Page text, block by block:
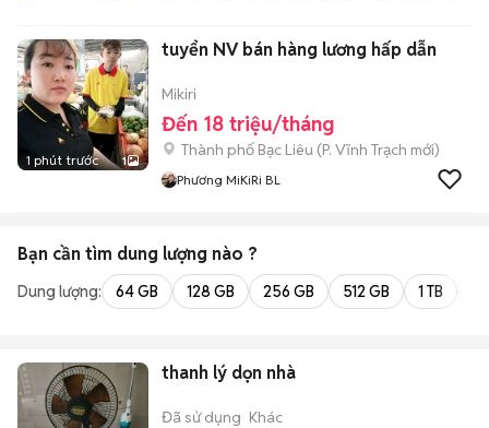
1 phút trước 1
tuyển NV bán hàng lương hấp dẫn
Mikiri
Đến 18 triệu/tháng
Thành phố Bạc Liêu (P. Vĩnh Trạch mới)
Phương MiKiRi BL
Bạn cần tìm dung lượng nào ?
Dung lượng: 64 GB 128 GB 256 GB 512 GB 1 TB
thanh lý dọn nhà
Đã sử dụng Khác